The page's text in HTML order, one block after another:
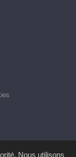
Nous utilisons